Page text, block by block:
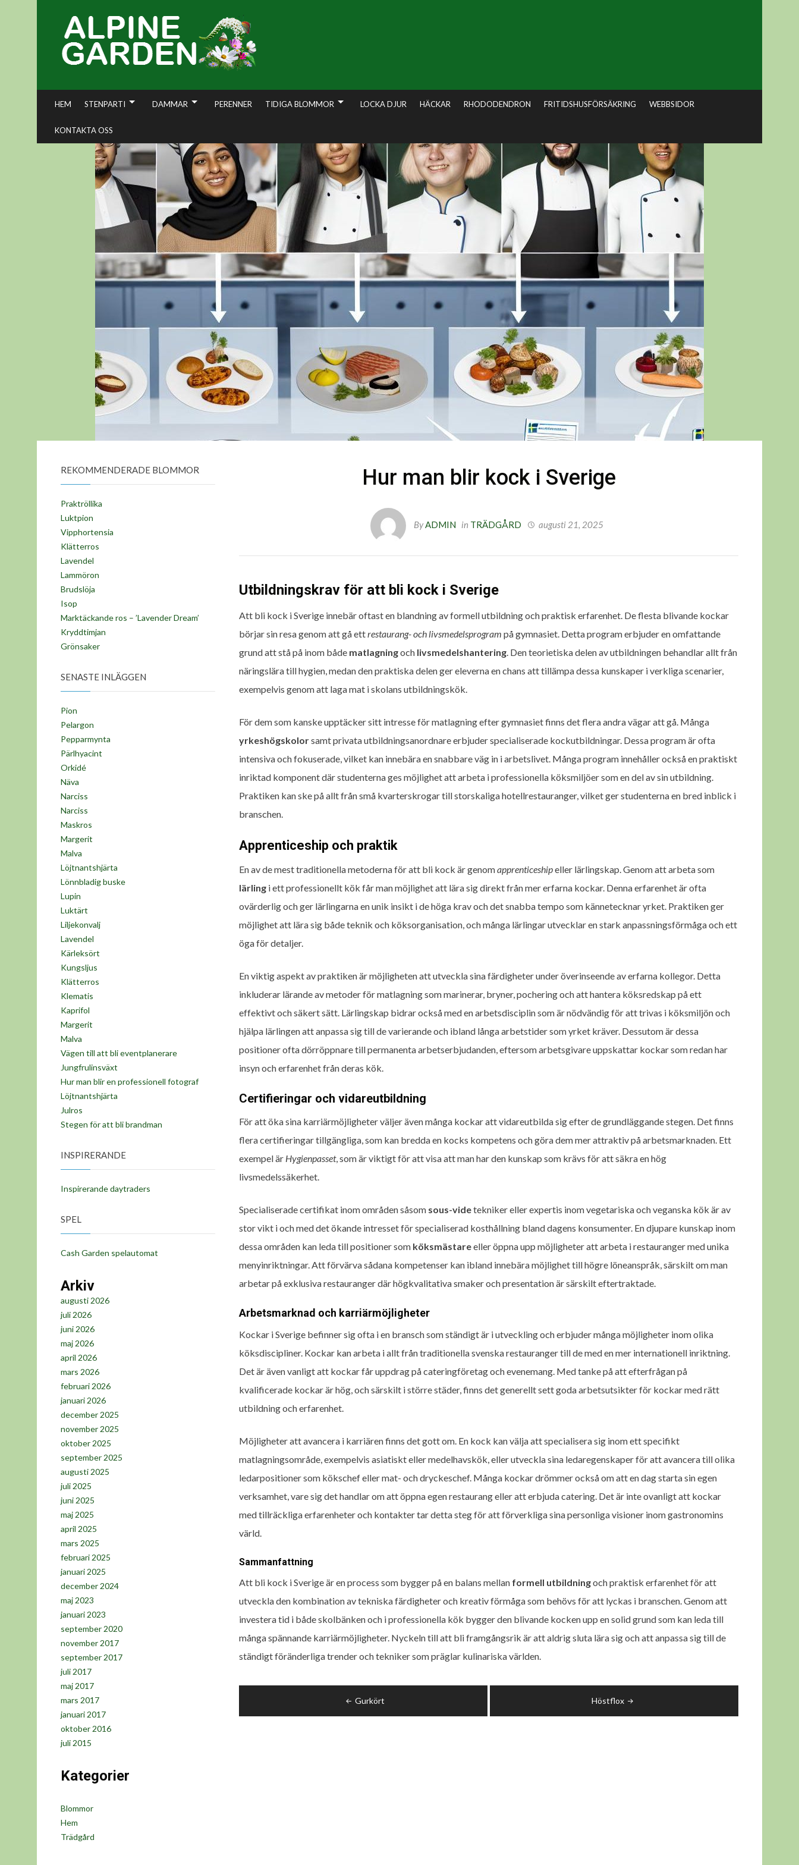
HEM STENPARTI DAMMAR PERENNER TIDIGA BLOMMOR LOCKA DJUR HÄCKAR RHODODENDRON FRITIDSHUSFÖRSÄKRING WEBBSIDOR
KONTAKTA OSS
Hur man blir kock i Sverige
ByADMIN in TRÄDGÅRD augusti 21, 2025
Utbildningskrav för att bli kock i Sverige
Att bli kock i Sverige innebär oftast en blandning av formell utbildning och praktisk erfarenhet. De flesta blivande kockar
börjar sin resa genom att gå ettrestaurang- och livsmedelsprogram på gymnasiet. Detta program erbjuder en omfattande
grund att stå på inom både matlagningoch livsmedelshantering . Den teorietiska delen av utbildningen behandlar allt från
näringslära till hygien, medan den praktiska delen ger eleverna en chans att tillämpa dessa kunskaper i verkliga scenarier,
exempelvis genom att laga mat i skolans utbildningskök.
För dem som kanske upptäcker sitt intresse för matlagning efter gymnasiet finns det flera andra vägar att gå. Många
yrkeshögskolorsamt privata utbildningsanordnare erbjuder specialiserade kockutbildningar. Dessa program är ofta
intensiva och fokuserade, vilket kan innebära en snabbare väg in i arbetslivet. Många program innehåller också en praktiskt
inriktad komponent där studenterna ges möjlighet att arbeta i professionella köksmiljöer som en del av sin utbildning.
Praktiken kan ske på allt från små kvarterskrogar till storskaliga hotellrestauranger, vilket ger studenterna en bred inblick i
branschen.
Apprenticeship och praktik
En av de mest traditionella metoderna för att bli kock är genomapprenticeshipeller lärlingskap. Genom att arbeta som
lärling i ett professionellt kök får man möjlighet att lära sig direkt från mer erfarna kockar. Denna erfarenhet är ofta
ovärderlig och ger lärlingarna en unik insikt i de höga krav och det snabba tempo som kännetecknar yrket. Praktiken ger
möjlighet att lära sig både teknik och köksorganisation, och många lärlingar utvecklar en stark anpassningsförmåga och ett
öga för detaljer.
En viktig aspekt av praktiken är möjligheten att utveckla sina färdigheter under överinseende av erfarna kollegor. Detta
inkluderar lärande av metoder för matlagning som marinerar, bryner, pochering och att hantera köksredskap på ett
effektivt och säkert sätt. Lärlingskap bidrar också med en arbetsdisciplin som är nödvändig för att trivas i köksmiljön och
hjälpa lärlingen att anpassa sig till de varierande och ibland långa arbetstider som yrket kräver. Dessutom är dessa
positioner ofta dörröppnare till permanenta arbetserbjudanden, eftersom arbetsgivare uppskattar kockar som redan har
insyn och erfarenhet från deras kök.
Certifieringar och vidareutbildning
För att öka sina karriärmöjligheter väljer även många kockar att vidareutbilda sig efter de grundläggande stegen. Det finns
flera certifieringar tillgängliga, som kan bredda en kocks kompetens och göra dem mer attraktiv på arbetsmarknaden. Ett
exempel är Hygienpasset, som är viktigt för att visa att man har den kunskap som krävs för att säkra en hög
livsmedelssäkerhet.
Specialiserade certifikat inom områden såsom sous-videtekniker eller expertis inom vegetariska och veganska kök är av
stor vikt i och med det ökande intresset för specialiserad kosthållning bland dagens konsumenter. En djupare kunskap inom
dessa områden kan leda till positioner som köksmästareeller öppna upp möjligheter att arbeta i restauranger med unika
menyinriktningar. Att förvärva sådana kompetenser kan ibland innebära möjlighet till högre löneanspråk, särskilt om man
arbetar på exklusiva restauranger där högkvalitativa smaker och presentation är särskilt eftertraktade.
Arbetsmarknad och karriärmöjligheter
Kockar i Sverige befinner sig ofta i en bransch som ständigt är i utveckling och erbjuder många möjligheter inom olika
köksdiscipliner. Kockar kan arbeta i allt från traditionella svenska restauranger till de med en mer internationell inriktning.
Det är även vanligt att kockar får uppdrag på cateringföretag och evenemang. Med tanke på att efterfrågan på
kvalificerade kockar är hög, och särskilt i större städer, finns det generellt sett goda arbetsutsikter för kockar med rätt
utbildning och erfarenhet.
Möjligheter att avancera i karriären finns det gott om. En kock kan välja att specialisera sig inom ett specifikt
matlagningsområde, exempelvis asiatiskt eller medelhavskök, eller utveckla sina ledaregenskaper för att avancera till olika
ledarpositioner som kökschef eller mat- och dryckeschef. Många kockar drömmer också om att en dag starta sin egen
verksamhet, vare sig det handlar om att öppna egen restaurang eller att erbjuda catering. Det är inte ovanligt att kockar
med tillräckliga erfarenheter och kontakter tar detta steg för att förverkliga sina personliga visioner inom gastronomins
värld.
Sammanfattning
Att bli kock i Sverige är en process som bygger på en balans mellan formell utbildningoch praktisk erfarenhet för att
utveckla den kombination av tekniska färdigheter och kreativ förmåga som behövs för att lyckas i branschen. Genom att
investera tid i både skolbänken och i professionella kök bygger den blivande kocken upp en solid grund som kan leda till
många spännande karriärmöjligheter. Nyckeln till att bli framgångsrik är att aldrig sluta lära sig och att anpassa sig till de
ständigt föränderliga trender och tekniker som präglar kulinariska världen.
Gurkört Höstflox
REKOMMENDERADE BLOMMOR
Praktröllika
Luktpion
Vipphortensia
Klätterros
Lavendel
Lammöron
Brudslöja
Isop
Marktäckande ros – ’Lavender Dream’
Kryddtimjan
Grönsaker
SENASTE INLÄGGEN
Pion
Pelargon
Pepparmynta
Pärlhyacint
Orkidé
Näva
Narciss
Narciss
Maskros
Margerit
Malva
Löjtnantshjärta
Lönnbladig buske
Lupin
Luktärt
Liljekonvalj
Lavendel
Kärleksört
Kungsljus
Klätterros
Klematis
Kaprifol
Margerit
Malva
Vägen till att bli eventplanerare
Jungfrulinsväxt
Hur man blir en professionell fotograf
Löjtnantshjärta
Julros
Stegen för att bli brandman
INSPIRERANDE
Inspirerande daytraders
SPEL
Cash Garden spelautomat
Arkiv
augusti 2026
juli 2026
juni 2026
maj 2026
april 2026
mars 2026
februari 2026
januari 2026
december 2025
november 2025
oktober 2025
september 2025
augusti 2025
juli 2025
juni 2025
maj 2025
april 2025
mars 2025
februari 2025
januari 2025
december 2024
maj 2023
januari 2023
september 2020
november 2017
september 2017
juli 2017
maj 2017
mars 2017
januari 2017
oktober 2016
juli 2015
Kategorier
Blommor
Hem
Trädgård